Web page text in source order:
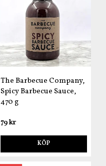
The Barbecue Company,
Spicy Barbecue Sauce,
470 g
79 kr
KÖP